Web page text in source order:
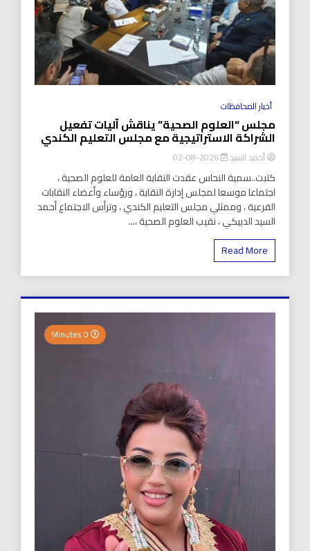
أخبار المحافظات
مجلس “العلوم الصحية” يناقش آليات تفعيل
الشراكة الاستراتيجية مع مجلس التعليم الكندي
أحمد السيد 2026-08-02
كتبت..سمية النحاس عقدت النقابة العامة للعلوم الصحية ،
اجتماعا موسعا لمجلس إدارة النقابة ، ورؤساء وأعضاء النقابات
الفرعية ، وممثلي مجلس التعليم الكندي ، وترأس الاجتماع أحمد
السيد الدبيكي ، نقيب العلوم الصحية ،...
Read More